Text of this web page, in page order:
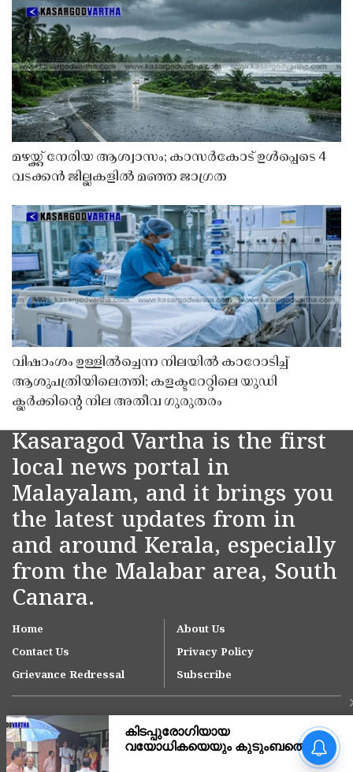
മഴയ്ക്ക് നേരിയ ആശ്വാസം; കാസർകോട് ഉൾപ്പെടെ 4
വടക്കൻ ജില്ലകളിൽ മഞ്ഞ ജാഗ്രത
വിഷാംശം ഉള്ളിൽച്ചെന്ന നിലയിൽ കാറോടിച്ച്
ആശുപത്രിയിലെത്തി; കളക്ടറേറ്റിലെ യുഡി
ക്ലർക്കിൻ്റെ നില അതീവ ഗുരുതരം
Kasaragod Vartha is the first
local news portal in
Malayalam, and it brings you
the latest updates from in
and around Kerala, especially
from the Malabar area, South
Canara.
Home
About Us
Contact Us
Privacy Policy
Grievance Redressal
Subscribe
അർജുൻ ആയങ്കിയുടെ
അറസ്റ്റ് നാടകീയ